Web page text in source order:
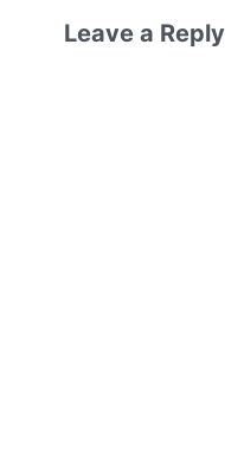
Leave a Reply